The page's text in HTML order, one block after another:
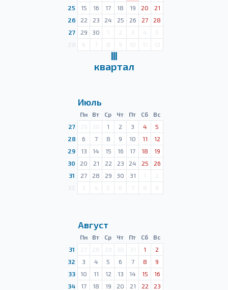
25
15 16 17 18 19 20
21
26
22 23 24 25 26 27
28
27
29 30 1 2 3 4
5
6 7 8 9 10 11 12
Ⅲ
квартал
Июль
Пн Вт Ср Чт Пт Сб
Вс
27
29 30 1 2 3 4
5
28
6 7 8 9 10 11
12
29
13 14 15 16 17 18
19
30
20 21 22 23 24 25
26
31
27 28 29 30 31 1
2
3 4 5 6 7 8 9
Август
Пн Вт Ср Чт Пт Сб
Вс
31
27 28 29 30 31 1
2
32
3 4 5 6 7 8
9
33
10 11 12 13 14 15
16
34
17 18 19 20 21 22
23